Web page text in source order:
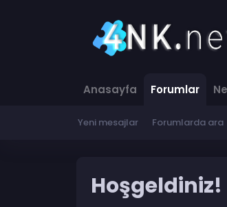
Anasayfa Forumlar
Yeni mesajlar Forumlarda ara
Hoşgeldiniz!